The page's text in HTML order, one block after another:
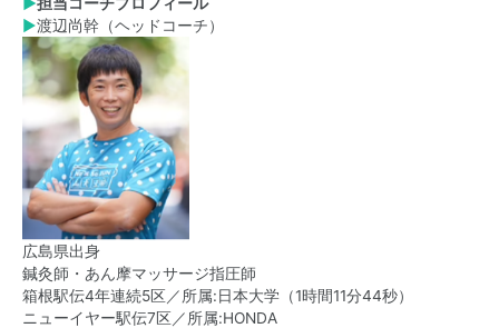
▶渡辺尚幹（ヘッドコーチ）
広島県出身
鍼灸師・あん摩マッサージ指圧師
箱根駅伝4年連続5区／所属:日本大学（1時間11分44秒）
ニューイヤー駅伝7区／所属:HONDA